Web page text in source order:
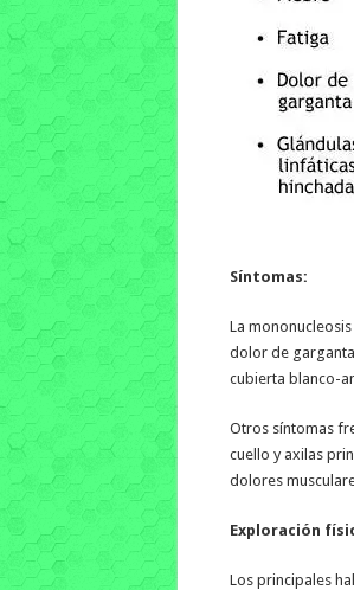
Síntomas:
La
dolor de
cubierta blanco-
Otros síntomas
cuello y axilas
dolores
Exploración
Los principales